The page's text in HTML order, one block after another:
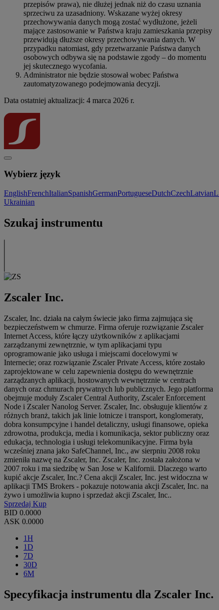
przepisów prawa), nie dłużej jednak niż do czasu uznania
sprzeciwu za uzasadniony. Wskazane wyżej okresy
przechowywania danych mogą zostać wydłużone, jeżeli
mające zastosowanie w Państwa kraju zamieszkania przepisy
przewidują dłuższe okresy przechowywania danych. W
przypadku natomiast, gdy przetwarzanie Państwa danych
osobowych odbywa się na podstawie zgody – do momentu
jej skutecznego wycofania.
Administrator nie będzie stosował wobec Państwa
zautomatyzowanego podejmowania decyzji.
Data ostatniej aktualizacji: 4 marca 2026 r.
Wybierz język
EnglishFrenchItalianSpanishGermanPortugueseDutchCzechLatvian
Ukrainian
Szukaj instrumentu
Zscaler Inc.
Zscaler, Inc. działa na całym świecie jako firma zajmująca się
bezpieczeństwem w chmurze. Firma oferuje rozwiązanie Zscaler
Internet Access, które łączy użytkowników z aplikacjami
zarządzanymi zewnętrznie, w tym aplikacjami typu
oprogramowanie jako usługa i miejscami docelowymi w
Internecie; oraz rozwiązanie Zscaler Private Access, które zostało
zaprojektowane w celu zapewnienia dostępu do wewnętrznie
zarządzanych aplikacji, hostowanych wewnętrznie w centrach
danych oraz chmurach prywatnych lub publicznych. Jego platforma
obejmuje moduły Zscaler Central Authority, Zscaler Enforcement
Node i Zscaler Nanolog Server. Zscaler, Inc. obsługuje klientów z
różnych branż, takich jak linie lotnicze i transport, konglomeraty,
dobra konsumpcyjne i handel detaliczny, usługi finansowe, opieka
zdrowotna, produkcja, media i komunikacja, sektor publiczny oraz
edukacja, technologia i usługi telekomunikacyjne. Firma była
wcześniej znana jako SafeChannel, Inc., aw sierpniu 2008 roku
zmieniła nazwę na Zscaler, Inc. Zscaler, Inc. została założona w
2007 roku i ma siedzibę w San Jose w Kalifornii. Dlaczego warto
kupić akcje Zscaler, Inc.? Cena akcji Zscaler, Inc. jest widoczna w
aplikacji TMS Brokers - pokazuje notowania akcji Zscaler, Inc. na
żywo i umożliwia kupno i sprzedaż akcji Zscaler, Inc..
Sprzedaj Kup
BID 0.0000
ASK 0.0000
1H
1D
7D
30D
6M
Specyfikacja instrumentu dla Zscaler Inc.